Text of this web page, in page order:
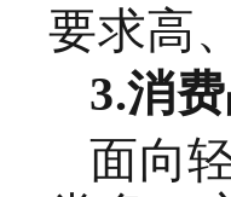
要求高
3.消
面向